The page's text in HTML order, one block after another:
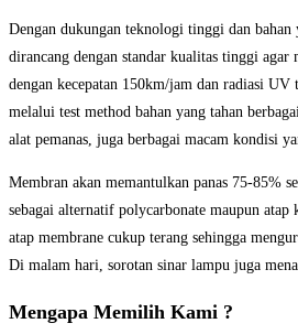
Dengan dukungan teknologi tinggi dan bahan
dirancang dengan standar kualitas tinggi agar
dengan kecepatan 150km/jam dan radiasi
melalui test method bahan yang tahan
alat pemanas, juga berbagai macam kondisi
Membran akan memantulkan panas 75-85%
sebagai alternatif polycarbonate maupun atap
atap membrane cukup terang sehingga
Di malam hari, sorotan sinar lampu juga
Mengapa Memilih Kami ?